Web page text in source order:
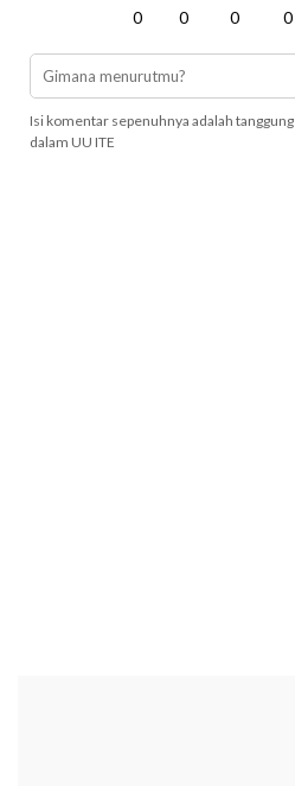
0 0 0 0
Isi komentar sepenuhnya adalah
dalam UU ITE